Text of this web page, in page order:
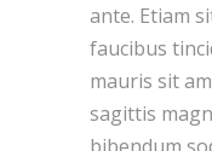
ante. Etiam
faucibus
mauris sit
sagittis